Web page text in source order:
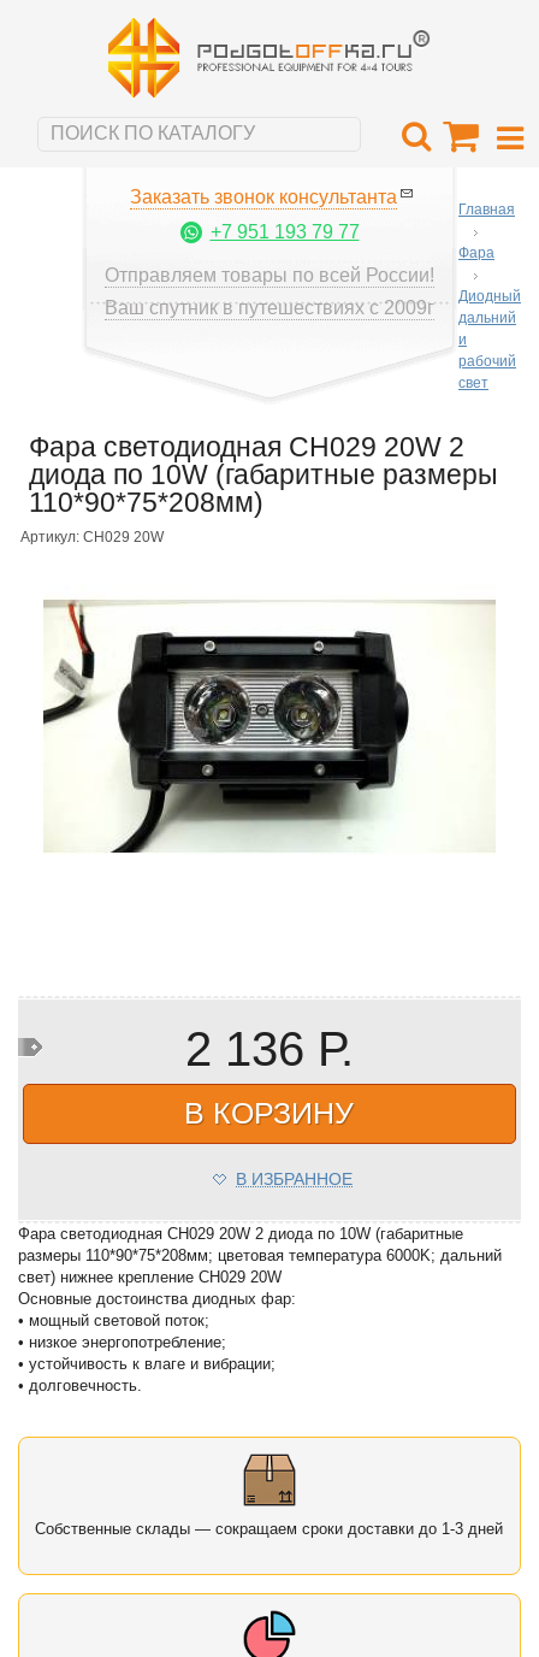
Заказать звонок консультанта
+7 951 193 79 77
Отправляем товары по всей России!
Ваш спутник в путешествиях с 2009г
Главная
Фара
Диодный
дальний
и
рабочий
свет
Фара светодиодная CH029 20W 2
диода по 10W (габаритные размеры
110*90*75*208мм)
Артикул: CH029 20W
2 136 Р.
В КОРЗИНУ
В ИЗБРАННОЕ
Фара светодиодная CH029 20W 2 диода по 10W (габаритные
размеры 110*90*75*208мм; цветовая температура 6000K; дальний
свет) нижнее крепление CH029 20W
Основные достоинства диодных фар:
• мощный световой поток;
• низкое энергопотребление;
• устойчивость к влаге и вибрации;
• долговечность.
Собственные склады — сокращаем сроки доставки до 1-3 дней